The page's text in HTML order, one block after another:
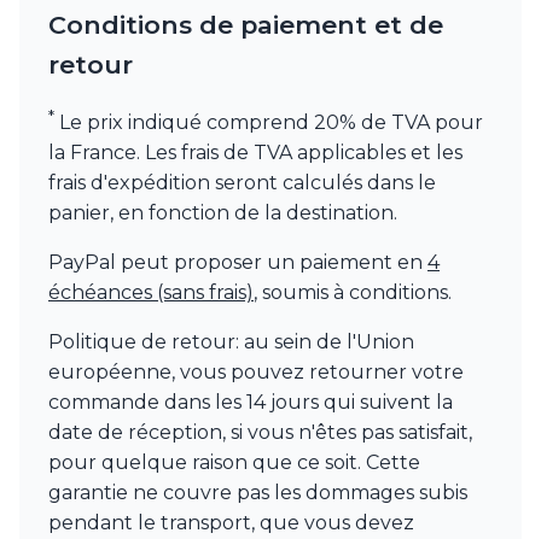
Munari par Stylnove Ceramiche
Nautic by Tekna
Original BTC
Quintiesse
RADAR
Robers
Royal Botania
Secto Design
Terzani
Trilum
TUNTO
Vincent Sheppard
Vistosi
Visual Comfort&Co.
Conditions de paiement et de
retour
* Le prix indiqué comprend 20% de TVA pour
la France. Les frais de TVA applicables et les
frais d'expédition seront calculés dans le
panier, en fonction de la destination.
PayPal peut proposer un paiement en 4
échéances (sans frais), soumis à conditions.
Politique de retour: au sein de l'Union
européenne, vous pouvez retourner votre
commande dans les 14 jours qui suivent la
date de réception, si vous n'êtes pas satisfait,
pour quelque raison que ce soit. Cette
garantie ne couvre pas les dommages subis
pendant le transport, que vous devez